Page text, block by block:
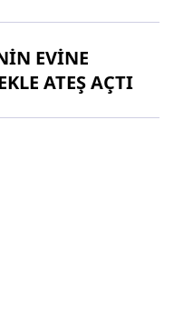
EVİNE
ATEŞ AÇTI